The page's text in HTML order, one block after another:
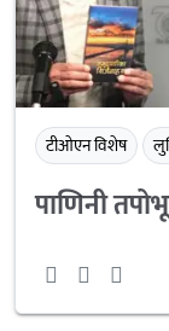
टीओएन विशेष
पाणिनी